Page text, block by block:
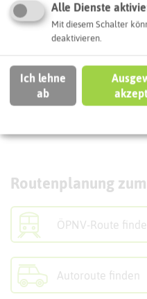
Vom Schiffshebewerk nach
(Startpunkt)
45731 Waltrop
Routenplanung
ÖPNV-Route
Autoroute finden
Alle Dienste
Mit diesem Schalter
deaktivieren.
Ich lehne
ab